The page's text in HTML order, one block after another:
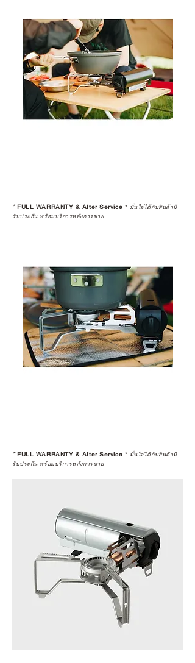
*FULL WARRANTY & After Service * มั่นใจได้กับสินค้ามี
รับประกัน พร้อมบริการหลังการขาย
*FULL WARRANTY & After Service * มั่นใจได้กับสินค้ามี
รับประกัน พร้อมบริการหลังการขาย